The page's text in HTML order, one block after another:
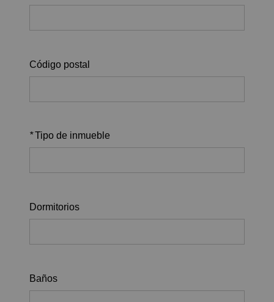
Código postal
* Tipo de inmueble
Dormitorios
Baños